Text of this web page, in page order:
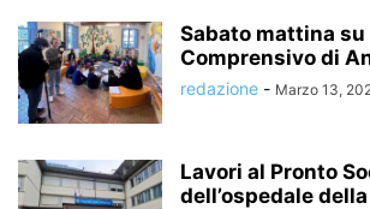
Sabato mattina su
Comprensivo di
redazione - Marzo 13,
Lavori al Pronto
dell’ospedale